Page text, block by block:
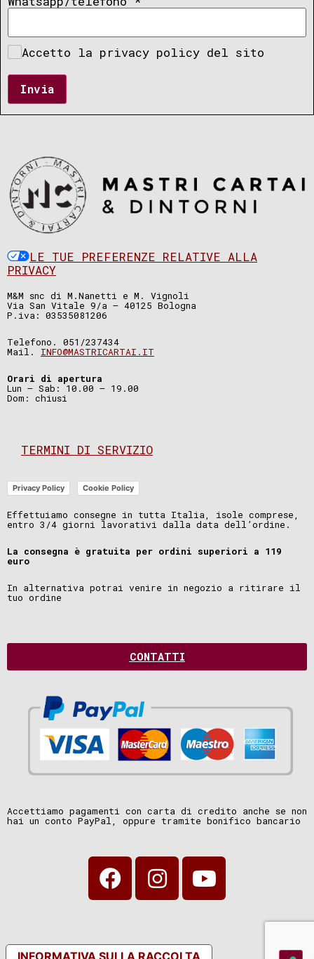
Accetto la privacy policy del sito
Invia
LE TUE PREFERENZE RELATIVE ALLA
PRIVACY
M&M snc di M.Nanetti e M. Vignoli
Via San Vitale 9/a – 40125 Bologna
P.iva: 03535081206
Telefono. 051/237434
Mail. INFO@MASTRICARTAI.IT
Orari di apertura
Lun – Sab: 10.00 – 19.00
Dom: chiusi
TERMINI DI SERVIZIO
Privacy Policy Cookie Policy
Effettuiamo consegne in tutta Italia, isole comprese,
entro 3/4 giorni lavorativi dalla data dell’ordine.
La consegna è gratuita per ordini superiori a 119
euro
In alternativa potrai venire in negozio a ritirare il
tuo ordine
CONTATTI
Accettiamo pagamenti con carta di credito anche se non
hai un conto PayPal, oppure tramite bonifico bancario